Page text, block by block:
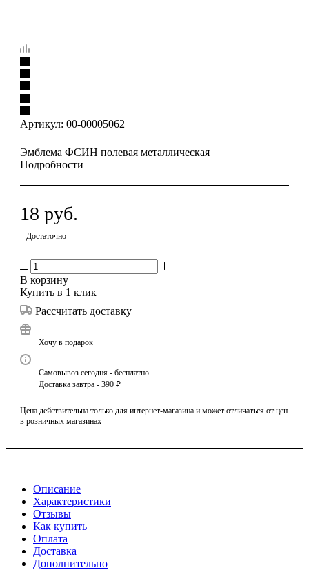
Артикул: 00-00005062
Эмблема ФСИН полевая металлическая
Подробности
18 руб.
Достаточно
В корзину
Купить в 1 клик
Рассчитать доставку
Хочу в подарок
Самовывоз сегодня - бесплатно
Доставка завтра - 390 ₽
Цена действительна только для интернет-магазина и может отличаться от цен
в розничных магазинах
Описание
Характеристики
Отзывы
Как купить
Оплата
Доставка
Дополнительно